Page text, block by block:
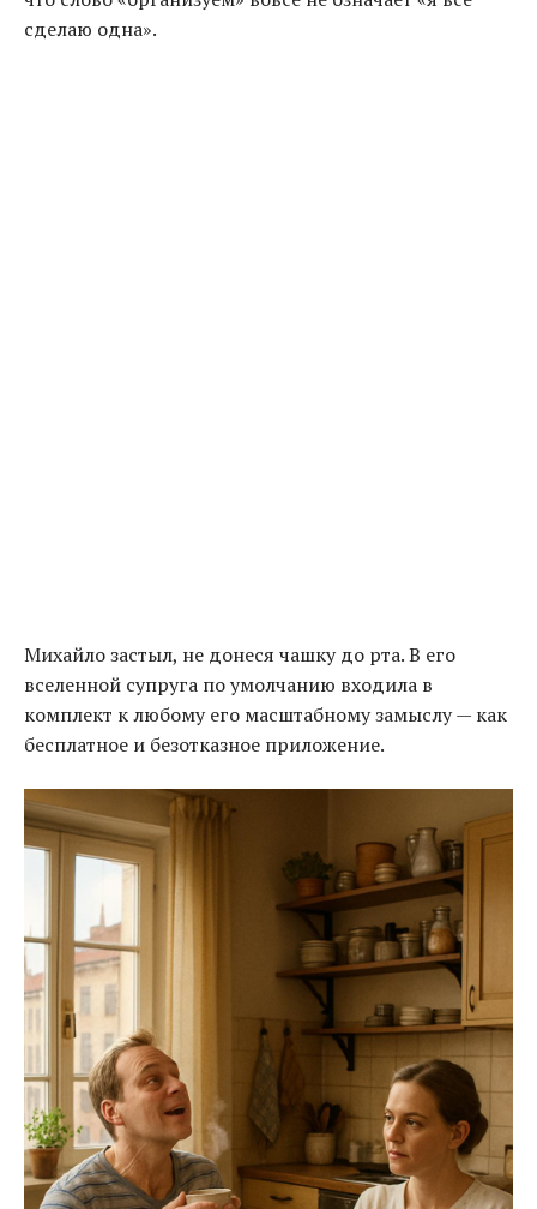
сделаю одна».
Михайло застыл, не донеся чашку до рта. В его
вселенной супруга по умолчанию входила в
комплект к любому его масштабному замыслу — как
бесплатное и безотказное приложение.